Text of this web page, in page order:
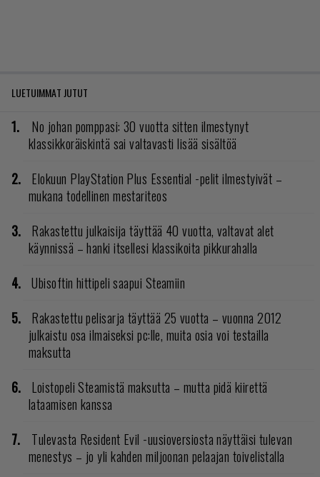
LUETUIMMAT JUTUT
No johan pomppasi: 30 vuotta sitten ilmestynyt
klassikkoräiskintä sai valtavasti lisää sisältöä
Elokuun PlayStation Plus Essential -pelit ilmestyivät –
mukana todellinen mestariteos
Rakastettu julkaisija täyttää 40 vuotta, valtavat alet
käynnissä – hanki itsellesi klassikoita pikkurahalla
Ubisoftin hittipeli saapui Steamiin
Rakastettu pelisarja täyttää 25 vuotta – vuonna 2012
julkaistu osa ilmaiseksi pc:lle, muita osia voi testailla
maksutta
Loistopeli Steamistä maksutta – mutta pidä kiirettä
lataamisen kanssa
Tulevasta Resident Evil -uusioversiosta näyttäisi tulevan
menestys – jo yli kahden miljoonan pelaajan toivelistalla